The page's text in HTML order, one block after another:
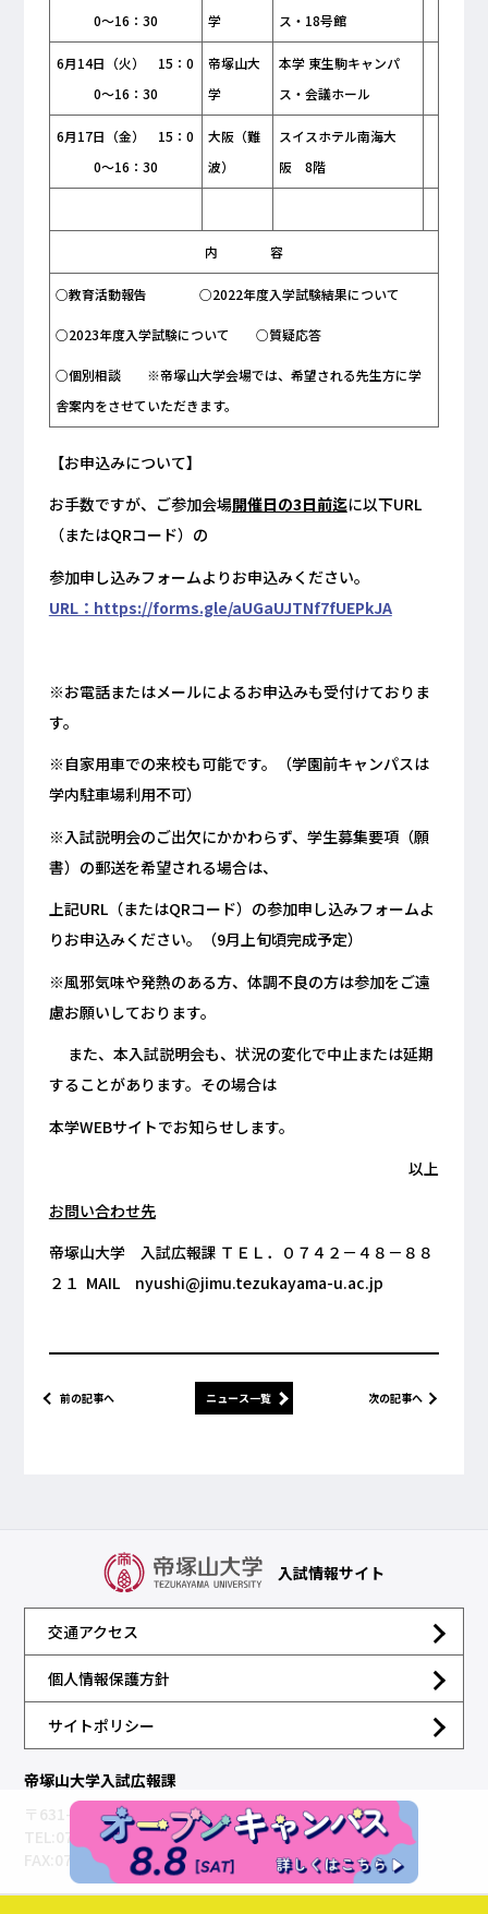
0～16：30
学
ス・18号館
6月14日（火） 15：0
0～16：30
帝塚山大
学
本学 東生駒キャンパ
ス・会議ホール
6月17日（金） 15：0
0～16：30
大阪（難
波）
スイスホテル南海大
阪 8階
内 容
○教育活動報告 ○2022年度入学試験結果について
○2023年度入学試験について ○質疑応答
○個別相談 ※帝塚山大学会場では、希望される先生方に学
舎案内をさせていただきます。
【お申込みについて】
お手数ですが、ご参加会場開催日の3日前迄に以下URL
（またはQRコード）の
参加申し込みフォームよりお申込みください。
URL：https://forms.gle/aUGaUJTNf7fUEPkJA
※お電話またはメールによるお申込みも受付けておりま
す。
※自家用車での来校も可能です。（学園前キャンパスは
学内駐車場利用不可）
※入試説明会のご出欠にかかわらず、学生募集要項（願
書）の郵送を希望される場合は、
上記URL（またはQRコード）の参加申し込みフォームよ
りお申込みください。（9月上旬頃完成予定）
※風邪気味や発熱のある方、体調不良の方は参加をご遠
慮お願いしております。
また、本入試説明会も、状況の変化で中止または延期
することがあります。その場合は
本学WEBサイトでお知らせします。
以上
お問い合わせ先
帝塚山大学 入試広報課 ＴＥＬ．０７４２－４８－８８
２１ MAIL nyushi@jimu.tezukayama-u.ac.jp
前の記事へ ニュース一覧 次の記事へ
入試情報サイト
交通アクセス
個人情報保護方針
サイトポリシー
帝塚山大学入試広報課
〒631-8501 奈良市帝塚山7-1-1
TEL:0742-48-8821（直通）
FAX:0742-48-9021